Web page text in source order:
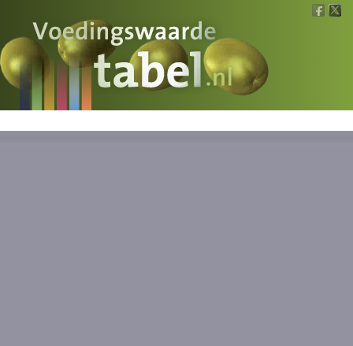
Voedingswaarde
Wat is wat?